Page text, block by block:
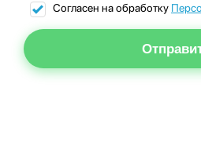
Согласен на обработку